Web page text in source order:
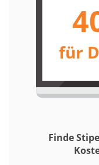
für
Finde